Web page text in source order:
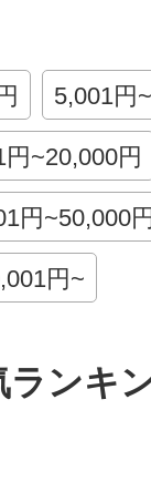
5,001円
円~20,000円
円~50,000
円~
ンキ